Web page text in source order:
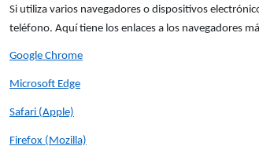
Si utiliza varios navegadores o dispositivos
teléfono. Aquí tiene los enlaces a los navegadores
Google Chrome
Microsoft Edge
Safari (Apple)
Firefox (Mozilla)